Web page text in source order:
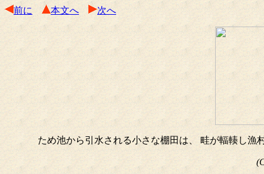
前に 本文へ 次へ
ため池から引水される小さな棚田は、 畦が輻輳し漁